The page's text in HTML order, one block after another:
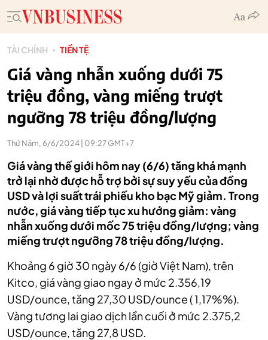
TÀI CHÍNH TIỀN TỆ
Giá vàng nhẫn xuống dưới 75
triệu đồng, vàng miếng trượt
ngưỡng 78 triệu đồng/lượng
Thứ Năm, 6/6/2024 | 09:27 GMT+7
Giá vàng thế giới hôm nay (6/6) tăng khá mạnh
trở lại nhờ được hỗ trợ bởi sự suy yếu của đồng
USD và lợi suất trái phiếu kho bạc Mỹ giảm. Trong
nước, giá vàng tiếp tục xu hướng giảm: vàng
nhẫn xuống dưới mốc 75 triệu đồng/lượng; vàng
miếng trượt ngưỡng 78 triệu đồng/lượng.
Khoảng 6 giờ 30 ngày 6/6 (giờ Việt Nam), trên‏‏
Kitco, giá vàng giao ngay ở mức 2.356,19
USD/ounce, tăng 27,30 USD/ounce ( 1,17%%).
Vàng tương lai giao dịch lần cuối ở mức 2.375,2
USD/ounce, tăng 27,8 USD.